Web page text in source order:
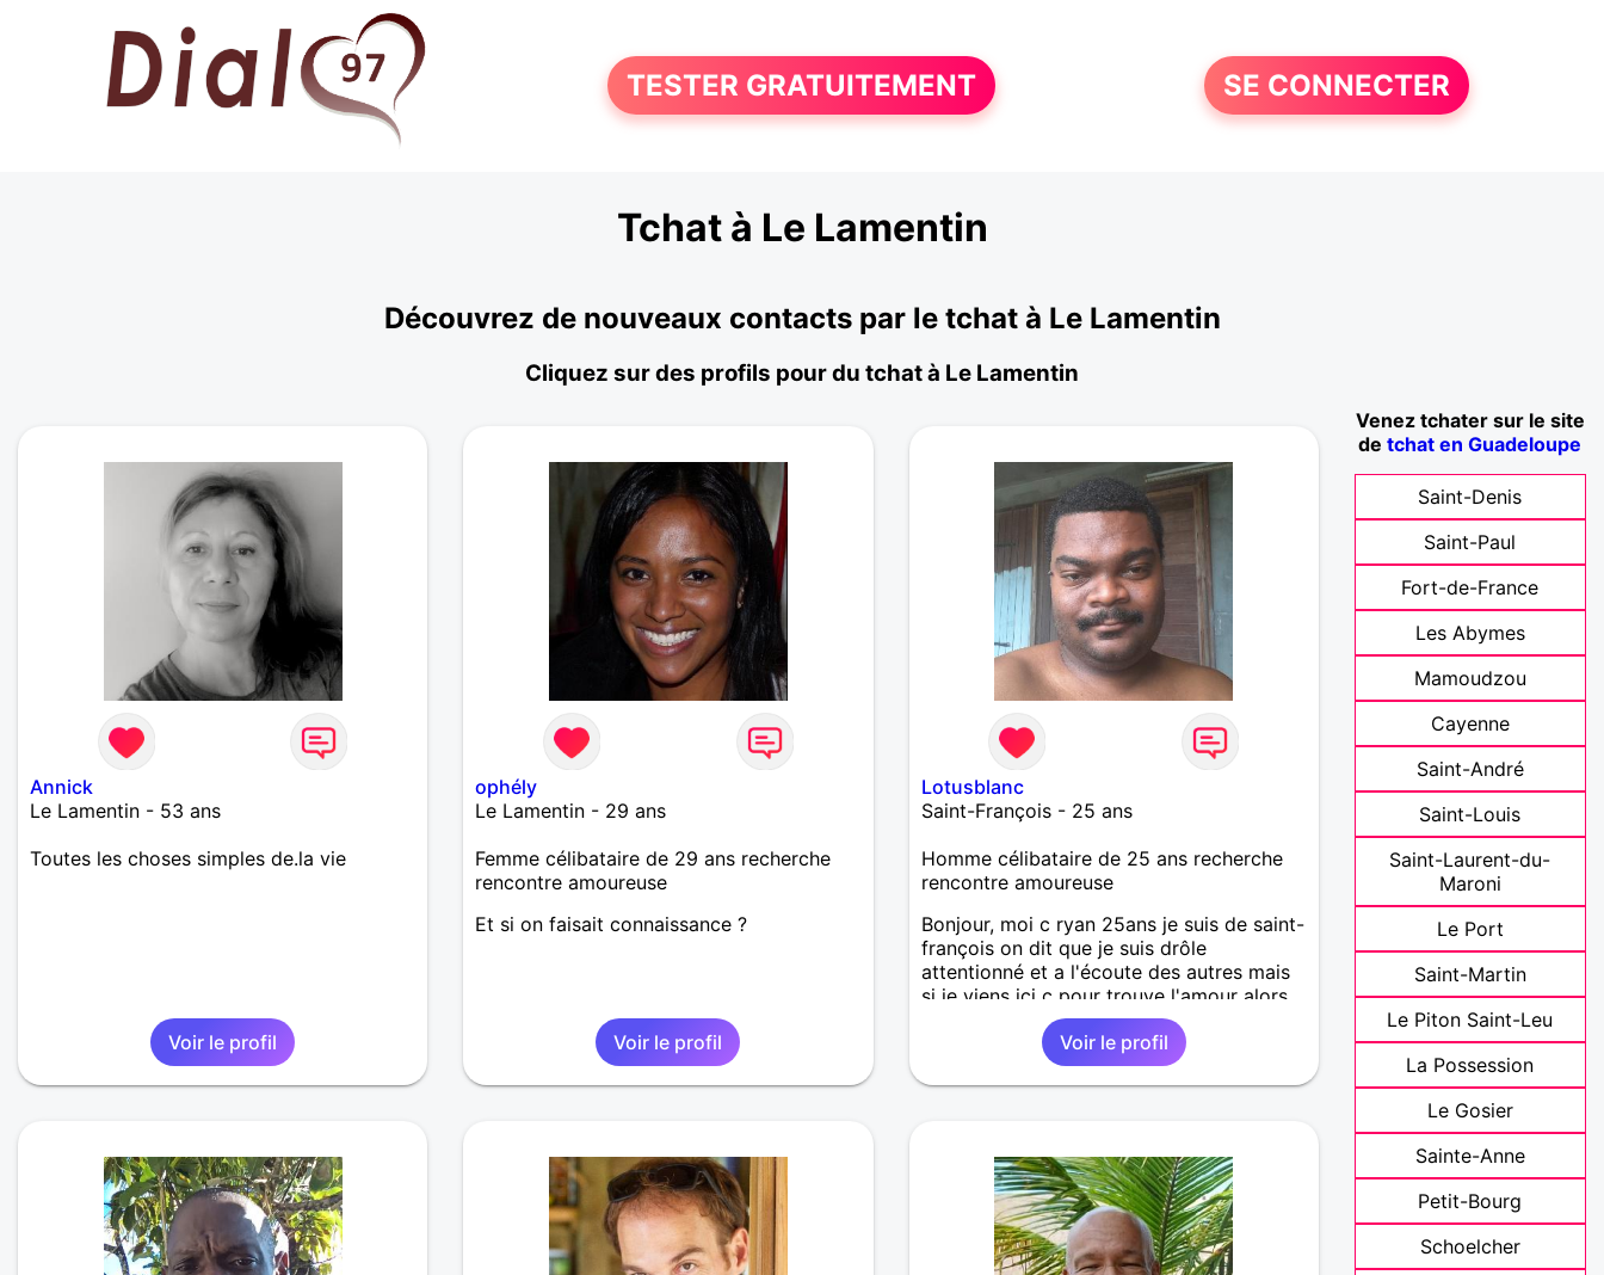
TESTER GRATUITEMENT SE CONNECTER
Tchat à Le Lamentin
Découvrez de nouveaux contacts par le tchat à Le Lamentin
Cliquez sur des profils pour du tchat à Le Lamentin
Annick
Le Lamentin - 53 ans
Toutes les choses simples de.la vie
Voir le profil
ophély
Le Lamentin - 29 ans
Femme célibataire de 29 ans recherche
rencontre amoureuse
Et si on faisait connaissance ?
Voir le profil
Lotusblanc
Saint-François - 25 ans
Homme célibataire de 25 ans recherche
rencontre amoureuse
Bonjour, moi c ryan 25ans je suis de saint-
françois on dit que je suis drôle
attentionné et a l'écoute des autres mais
si je viens ici c pour trouve l'amour alors
je te laisserais décider de qui je suis et si
sa te convient
Voir le profil
Venez tchater sur le site
detchat en Guadeloupe
Saint-Denis
Saint-Paul
Fort-de-France
Les Abymes
Mamoudzou
Cayenne
Saint-André
Saint-Louis
Saint-Laurent-du-
Maroni
Le Port
Saint-Martin
Le Piton Saint-Leu
La Possession
Le Gosier
Sainte-Anne
Petit-Bourg
Schoelcher